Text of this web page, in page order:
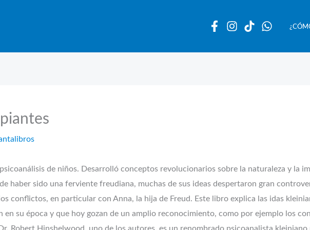
de niños. Desarrolló conceptos revolucionarios sobre la naturaleza y la
haber sido una ferviente freudiana, muchas de sus ideas despertaron gran
conflictos, en particular con Anna, la hija de Freud. Este libro explica las idas
su época y que hoy gozan de un amplio reconocimiento, como por ejemplo los